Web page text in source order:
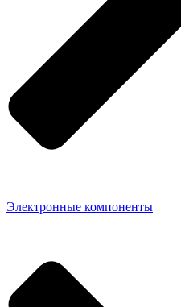
Электронные компоненты